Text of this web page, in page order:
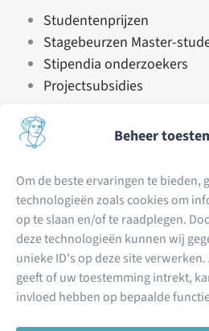
Beheer
Om de beste ervaringen te bieden,
technologieën zoals cookies om
op te slaan en/of te raadplegen.
deze technologieën kunnen wij
unieke ID's op deze site
geeft of uw toestemming intrekt,
invloed hebben op bepaalde
Studentenprijzen
Stagebeurzen Master-
Stipendia onderzoekers
Projectsubsidies
De Nijbakker-Morra Stichting
opgericht door mevrouw C. M.
kankeronderzoek. De stichting
omvang en mede daardoor
vrijwel alle inkomsten aan
Lees hier hoe u contact kan